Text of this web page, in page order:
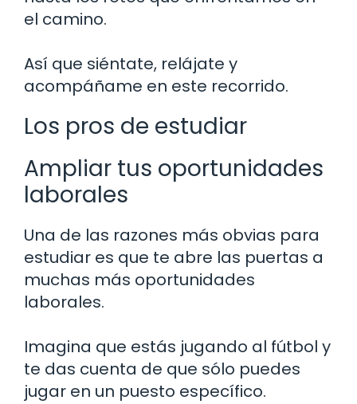
el camino.
Así que siéntate, relájate y
acompáñame en este recorrido.
Los pros de estudiar
Ampliar tus oportunidades
laborales
Una de las razones más obvias para
estudiar es que te abre las puertas a
muchas más oportunidades
laborales.
Imagina que estás jugando al fútbol y
te das cuenta de que sólo puedes
jugar en un puesto específico.